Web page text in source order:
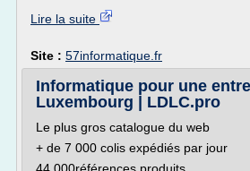
Lire la suite
Site : 57informatique.fr
Informatique pour une
Luxembourg | LDLC.pro
Le plus gros catalogue du web
+ de 7 000 colis expédiés par jour